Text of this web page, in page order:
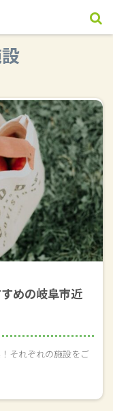
めの岐阜市近
それぞれの施設をご